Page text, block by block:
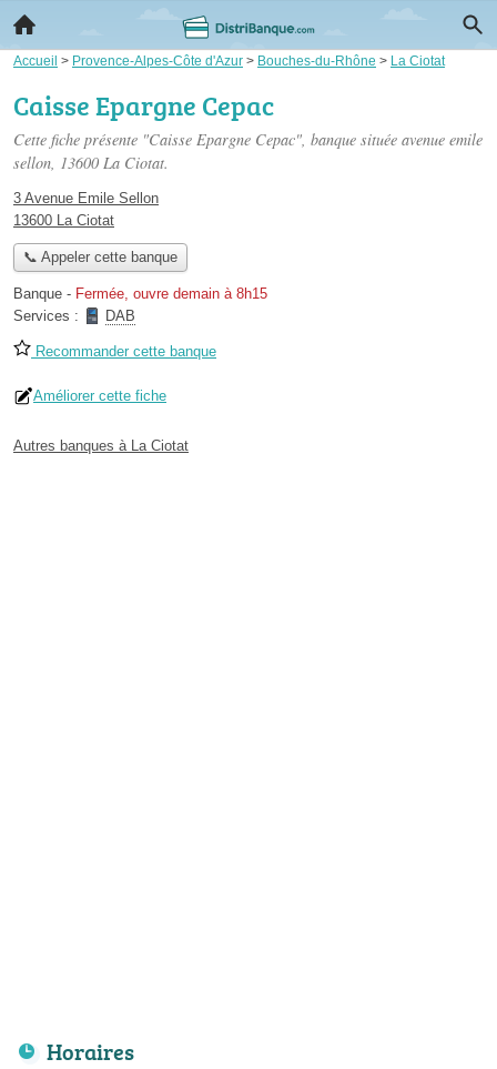
Accueil > Provence-Alpes-Côte d'Azur > Bouches-du-Rhône > La Ciotat
Caisse Epargne Cepac
Cette fiche présente "Caisse Epargne Cepac", banque située avenue emile
sellon, 13600 La Ciotat.
3 Avenue Emile Sellon
13600 La Ciotat
📞 Appeler cette banque
Banque - Fermée, ouvre demain à 8h15
Services :
DAB
Recommander cette banque
Améliorer cette fiche
Autres banques à La Ciotat
Horaires